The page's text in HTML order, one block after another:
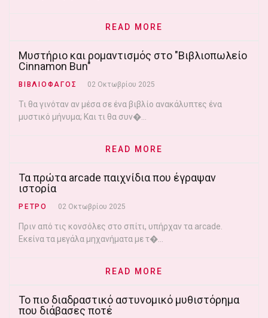
READ MORE
Μυστήριο και ρομαντισμός στο "Βιβλιοπωλείο
Cinnamon Bun"
ΒΙΒΛΙΟΦΑΓΟΣ 02 Οκτωβρίου 2025
Τι θα γινόταν αν μέσα σε ένα βιβλίο ανακάλυπτες ένα
μυστικό μήνυμα; Και τι θα συν�...
READ MORE
Τα πρώτα arcade παιχνίδια που έγραψαν
ιστορία
ΡΕΤΡΟ 02 Οκτωβρίου 2025
Πριν από τις κονσόλες στο σπίτι, υπήρχαν τα arcade.
Εκείνα τα μεγάλα μηχανήματα με τ�...
READ MORE
Το πιο διαδραστικό αστυνομικό μυθιστόρημα
που διάβασες ποτέ